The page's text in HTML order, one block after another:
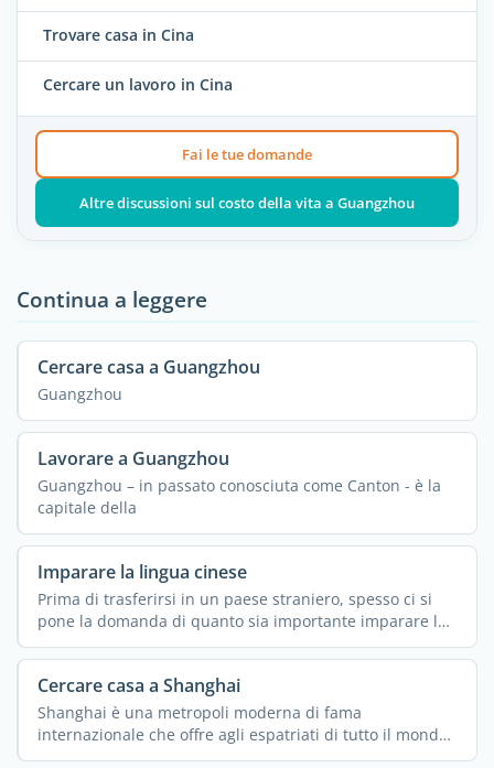
Trovare casa in Cina
Cercare un lavoro in Cina
Fai le tue domande
Altre discussioni sul costo della vita a Guangzhou
Continua a leggere
Cercare casa a Guangzhou
Guangzhou
Lavorare a Guangzhou
Guangzhou – in passato conosciuta come Canton - è la
capitale della
Imparare la lingua cinese
Prima di trasferirsi in un paese straniero, spesso ci si
pone la domanda di quanto sia importante imparare la
...
Cercare casa a Shanghai
Shanghai è una metropoli moderna di fama
internazionale che offre agli espatriati di tutto il mondo
un ...